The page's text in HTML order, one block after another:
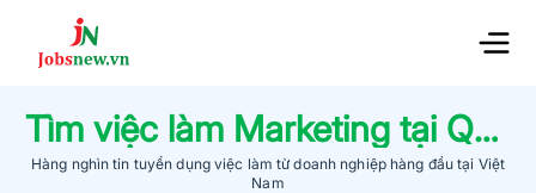
Tìm việc làm Marketing tại Quảng Ngãi
Hàng nghìn tin tuyển dụng việc làm từdoanh nghiệp hàng đầu tại Việt
Nam